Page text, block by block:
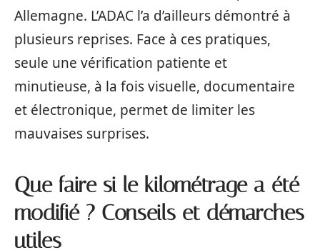
Allemagne. L’ADAC l’a d’ailleurs démontré à
plusieurs reprises. Face à ces pratiques,
seule une vérification patiente et
minutieuse, à la fois visuelle, documentaire
et électronique, permet de limiter les
mauvaises surprises.
Que faire si le kilométrage a été
modifié ? Conseils et démarches
utiles